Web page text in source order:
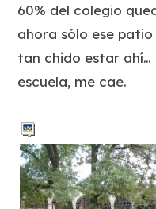
60% del colegio
ahora sólo ese
tan chido estar ahí…
escuela, me cae.